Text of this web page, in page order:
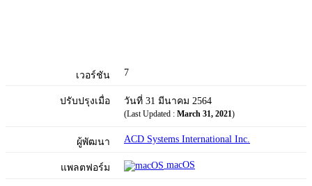
เวอร์ชัน 7
ปรับปรุงเมื่อ วันที่ 31 มีนาคม 2564
(Last Updated : March 31, 2021)
ผู้พัฒนา ACD Systems International Inc.
แพลตฟอร์ม macOS